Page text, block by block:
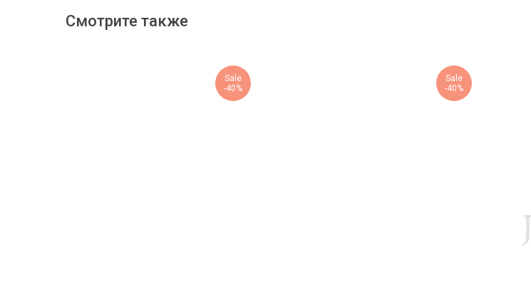
Смотрите также
Sale
-40%
Sale
-40%